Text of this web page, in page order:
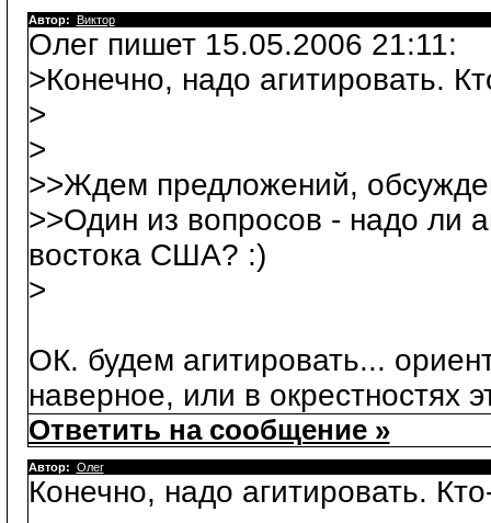
Автор: Виктор
Олег пишет 15.05.2006 21:11:
>Конечно, надо агитировать.
>
>
>>Ждем предложений,
>>Один из вопросов - надо ли
востока США? :)
>
ОК. будем агитировать...
наверное, или в окрестностях
Ответить на сообщение »
Автор: Олег
Конечно, надо агитировать.